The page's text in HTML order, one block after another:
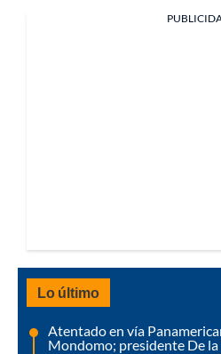
Lo último
Atentado en vía
Mondomo; presidente De